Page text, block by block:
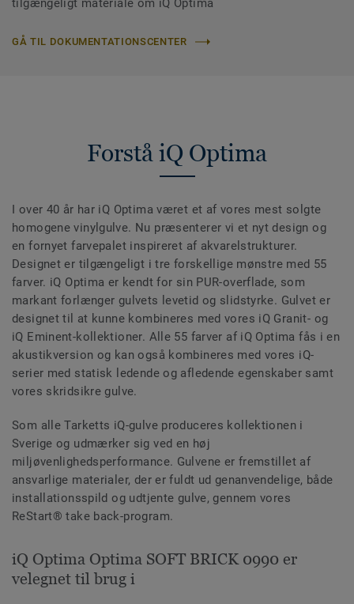
tilgængeligt materiale om iQ Optima
GÅ TIL DOKUMENTATIONSCENTER
Forstå iQ Optima
I over 40 år har iQ Optima været et af vores mest solgte
homogene vinylgulve. Nu præsenterer vi et nyt design og
en fornyet farvepalet inspireret af akvarelstrukturer.
Designet er tilgængeligt i tre forskellige mønstre med 55
farver. iQ Optima er kendt for sin PUR-overflade, som
markant forlænger gulvets levetid og slidstyrke. Gulvet er
designet til at kunne kombineres med vores iQ Granit- og
iQ Eminent-kollektioner. Alle 55 farver af iQ Optima fås i en
akustikversion og kan også kombineres med vores iQ-
serier med statisk ledende og afledende egenskaber samt
vores skridsikre gulve.
Som alle Tarketts iQ-gulve produceres kollektionen i
Sverige og udmærker sig ved en høj
miljøvenlighedsperformance. Gulvene er fremstillet af
ansvarlige materialer, der er fuldt ud genanvendelige, både
installationsspild og udtjente gulve, gennem vores
ReStart® take back-program.
iQ Optima Optima SOFT BRICK 0990 er
velegnet til brug i